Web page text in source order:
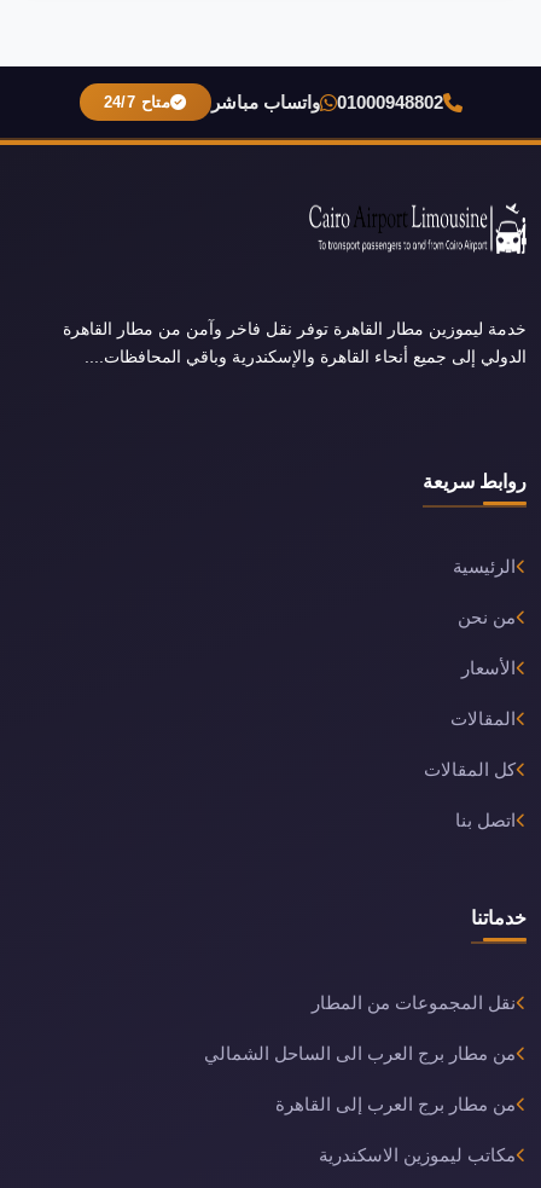
01000948802 واتساب مباشر متاح 24/7
خدمة ليموزين مطار القاهرة توفر نقل فاخر وآمن من مطار القاهرة
الدولي إلى جميع أنحاء القاهرة والإسكندرية وباقي المحافظات....
روابط سريعة
الرئيسية
من نحن
الأسعار
المقالات
كل المقالات
اتصل بنا
خدماتنا
نقل المجموعات من المطار
من مطار برج العرب الى الساحل الشمالي
من مطار برج العرب إلى القاهرة
مكاتب ليموزين الاسكندرية